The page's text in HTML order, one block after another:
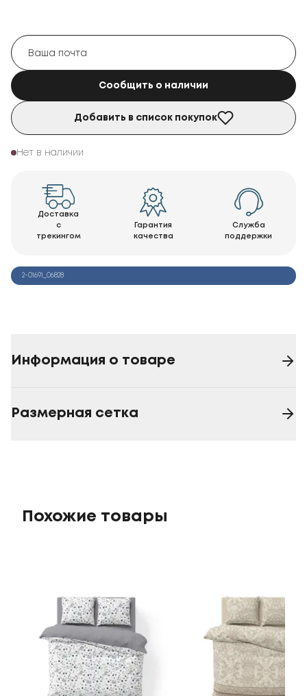
Сообщить о наличии
Добавить в список покупок
Нет в наличии
Доставка
с
трекингом
Гарантия
качества
Служба
поддержки
2-01691_06828
Информация о товаре
Размерная сетка
Похожие товары